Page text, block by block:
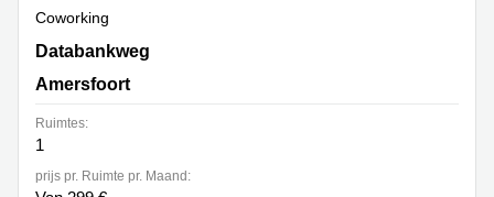
Coworking
Databankweg 26, Amersfoort
Databankweg
Amersfoort
Ruimtes:
1
prijs pr. Ruimte pr. Maand: